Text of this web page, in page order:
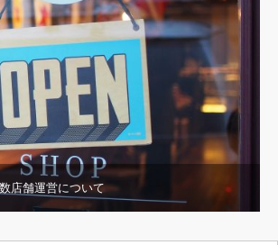
店舗運営について